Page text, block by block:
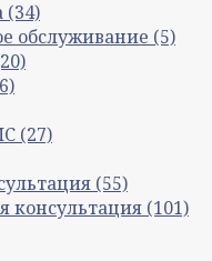
(34)
обслуживание (5)
(27)
(55)
консультация (101)